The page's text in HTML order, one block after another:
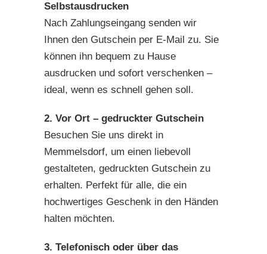
Selbstausdrucken
Nach Zahlungseingang senden wir
Ihnen den Gutschein per E-Mail zu. Sie
können ihn bequem zu Hause
ausdrucken und sofort verschenken –
ideal, wenn es schnell gehen soll.
2. Vor Ort – gedruckter Gutschein
Besuchen Sie uns direkt in
Memmelsdorf, um einen liebevoll
gestalteten, gedruckten Gutschein zu
erhalten. Perfekt für alle, die ein
hochwertiges Geschenk in den Händen
halten möchten.
3. Telefonisch oder über das